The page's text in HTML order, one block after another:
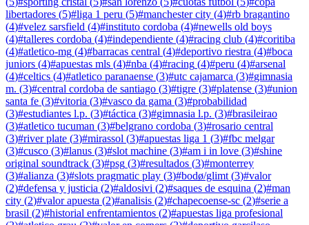
libertadores (5)#liga 1 peru (5)#manchester city (4)#rb bragantino
(4)#velez sarsfield (4)#instituto cordoba (4)#newells old boys
(4)#talleres cordoba (4)#independiente (4)#racing club (4)#coritiba
(4)#atletico-mg (4)#barracas central (4)#deportivo riestra (4)#boca
juniors (4)#apuestas mls (4)#nba (4)#racing (4)#peru (4)#arsenal
(4)#celtics (4)#atletico paranaense (3)#utc cajamarca (3)#gimnasia
m. (3)#central cordoba de santiago (3)#tigre (3)#platense (3)#union
santa fe (3)#vitoria (3)#vasco da gama (3)#probabilidad
(3)#estudiantes l.p. (3)#táctica (3)#gimnasia l.p. (3)#brasileirao
(3)#atletico tucuman (3)#belgrano cordoba (3)#rosario central
(3)#river plate (3)#mirassol (3)#apuestas liga 1 (3)#fbc melgar
(3)#cusco (3)#lanus (3)#slot machine (3)#am i in love (3)#shine
original soundtrack (3)#psg (3)#resultados (3)#monterrey
(3)#alianza (3)#slots pragmatic play (3)#bodø/glimt (3)#valor
(2)#defensa y justicia (2)#aldosivi (2)#saques de esquina (2)#man
city (2)#valor apuesta (2)#analisis (2)#chapecoense-sc (2)#serie a
brasil (2)#historial enfrentamientos (2)#apuestas liga profesional